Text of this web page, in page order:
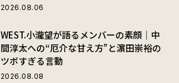
2026.08.06
WEST.小瀧望が語るメンバーの素顔｜中
間淳太への“厄介な甘え方”と濵田崇裕の
ツボすぎる言動
2026.08.08